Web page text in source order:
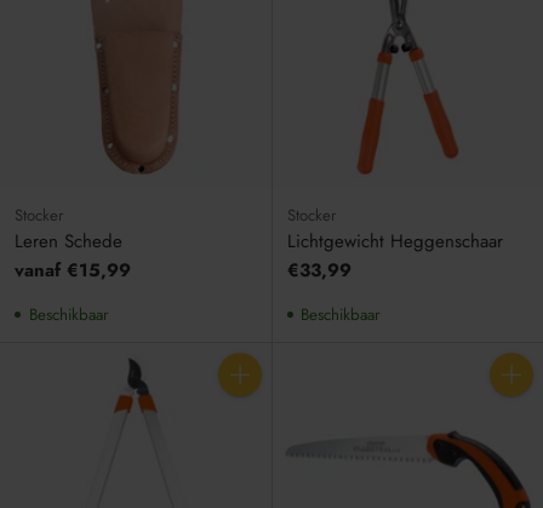
Stocker
Leren Schede
vanaf €15,99
Beschikbaar
Stocker
Lichtgewicht Heggenschaar
€33,99
Beschikbaar
Aantal Aantal